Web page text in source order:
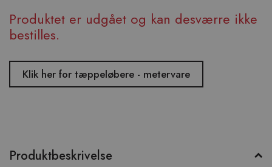
Produktet er udgået og kan desværre ikke
bestilles.
Klik her for tæppeløbere - metervare
Produktbeskrivelse